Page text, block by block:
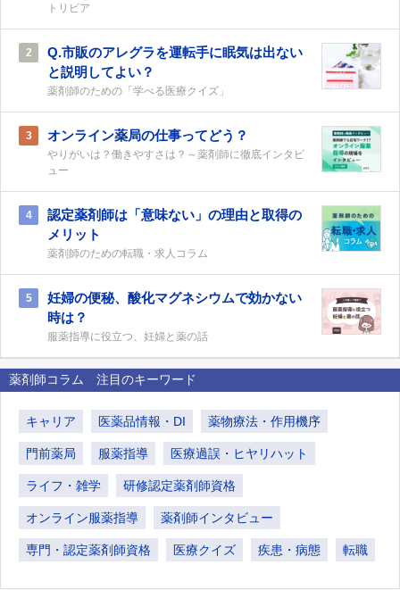
トリビア
2
Q.市販のアレグラを運転手に眠気は出ない
と説明してよい？
薬剤師のための「学べる医療クイズ」
3 オンライン薬局の仕事ってどう？
やりがいは？働きやすさは？～薬剤師に徹底インタビ
ュー
4
認定薬剤師は「意味ない」の理由と取得の
メリット
薬剤師のための転職・求人コラム
5
妊婦の便秘、酸化マグネシウムで効かない
時は？
服薬指導に役立つ、妊婦と薬の話
薬剤師コラム 注目のキーワード
キャリア 医薬品情報・DI 薬物療法・作用機序
門前薬局 服薬指導 医療過誤・ヒヤリハット
ライフ・雑学 研修認定薬剤師資格
オンライン服薬指導 薬剤師インタビュー
専門・認定薬剤師資格 医療クイズ 疾患・病態 転職